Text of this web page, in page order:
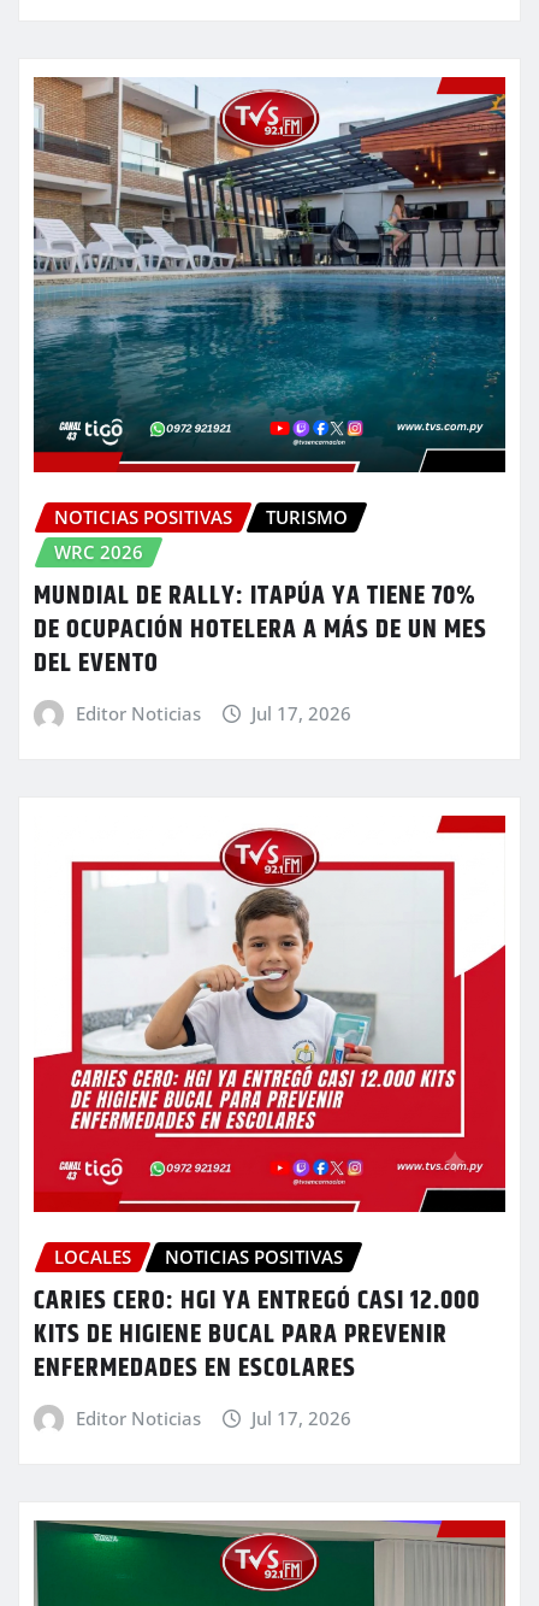
NOTICIAS POSITIVAS
TURISMO
WRC 2026
MUNDIAL DE RALLY: ITAPÚA YA TIENE 70%
DE OCUPACIÓN HOTELERA A MÁS DE UN MES
DEL EVENTO
Editor Noticias Jul 17, 2026
LOCALES NOTICIAS POSITIVAS
CARIES CERO: HGI YA ENTREGÓ CASI 12.000
KITS DE HIGIENE BUCAL PARA PREVENIR
ENFERMEDADES EN ESCOLARES
Editor Noticias Jul 17, 2026